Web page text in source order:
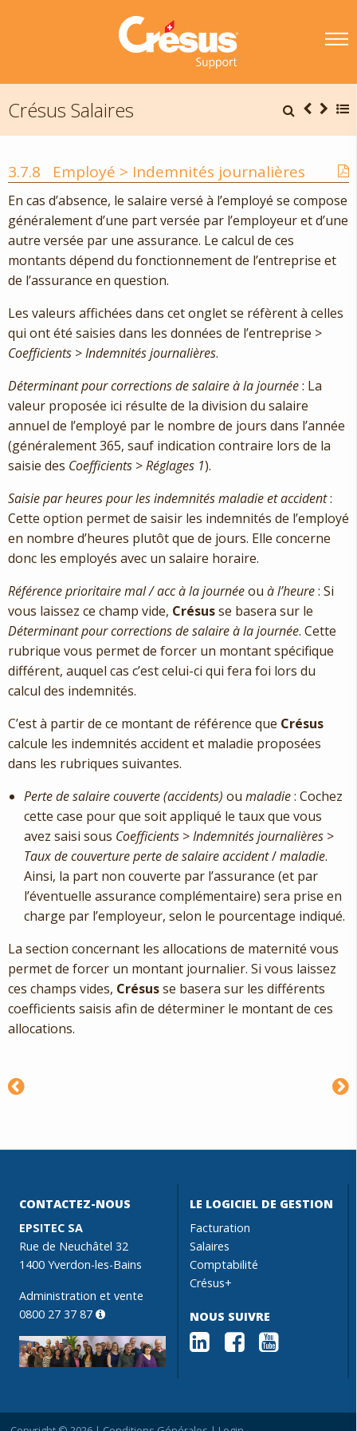
Crésus Salaires
3.7.8 Employé > Indemnités journalières
En cas d’absence, le salaire versé à l’employé se compose
généralement d’une part versée par l’employeur et d’une
autre versée par une assurance. Le calcul de ces
montants dépend du fonctionnement de l’entreprise et
de l’assurance en question.
Les valeurs affichées dans cet onglet se réfèrent à celles
qui ont été saisies dans les données de l’entreprise >
Coefficients >Indemnités journalières.
Déterminant pour corrections de salaire à la journée: La
valeur proposée ici résulte de la division du salaire
annuel de l’employé par le nombre de jours dans l’année
(généralement 365, sauf indication contraire lors de la
saisie des Coefficients >Réglages 1).
Saisie par heures pour les indemnités maladie et accident:
Cette option permet de saisir les indemnités de l’employé
en nombre d’heures plutôt que de jours. Elle concerne
donc les employés avec un salaire horaire.
Référence prioritaire mal / acc à la journéeou à l’heure: Si
vous laissez ce champ vide, Crésusse basera sur le
Déterminant pour corrections de salaire à la journée. Cette
rubrique vous permet de forcer un montant spécifique
différent, auquel cas c’est celui-ci qui fera foi lors du
calcul des indemnités.
C’est à partir de ce montant de référence que Crésus
calcule les indemnités accident et maladie proposées
dans les rubriques suivantes.
Perte de salaire couverte (accidents) ou maladie: Cochez
cette case pour que soit appliqué le taux que vous
avez saisi sous Coefficients >Indemnités journalières >
Taux de couverture perte de salaire accident/maladie.
Ainsi, la part non couverte par l’assurance (et par
l’éventuelle assurance complémentaire) sera prise en
charge par l’employeur, selon le pourcentage indiqué.
La section concernant les allocations de maternité vous
permet de forcer un montant journalier. Si vous laissez
ces champs vides, Crésusse basera sur les différents
coefficients saisis afin de déterminer le montant de ces
allocations.
CONTACTEZ-NOUS
EPSITEC SA
Rue de Neuchâtel 32
1400 Yverdon-les-Bains
Administration et vente
0800 27 37 87
LE LOGICIEL DE GESTION
Facturation
Salaires
Comptabilité
Crésus+
NOUS SUIVRE